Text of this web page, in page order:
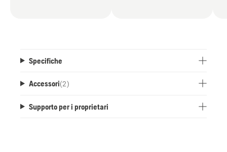
Specifiche
Accessori(2)
Supporto per i proprietari